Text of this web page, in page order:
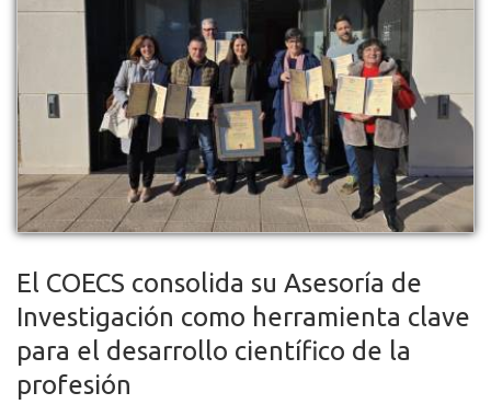
El COECS consolida su Asesoría de
Investigación como herramienta clave
para el desarrollo científico de la
profesión